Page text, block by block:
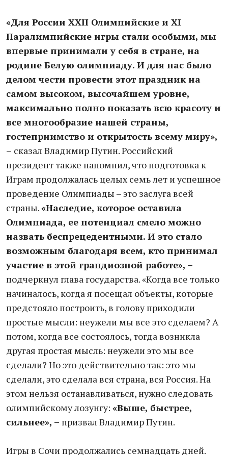
«Для России XXII Олимпийские и XI
Паралимпийские игры стали особыми, мы
впервые принимали у себя в стране, на
родине Белую олимпиаду. И для нас было
делом чести провести этот праздник на
самом высоком, высочайшем уровне,
максимально полно показать всю красоту и
все многообразие нашей страны,
гостеприимство и открытость всему миру»,
– сказал Владимир Путин. Российский
президент также напомнил, что подготовка к
Играм продолжалась целых семь лет и успешное
проведение Олимпиады – это заслуга всей
страны.«Наследие, которое оставила
Олимпиада, ее потенциал смело можно
назвать беспрецедентными. И это стало
возможным благодаря всем, кто принимал
участие в этой грандиозной работе», –
подчеркнул глава государства. «Когда все только
начиналось, когда я посещал объекты, которые
предстояло построить, в голову приходили
простые мысли: неужели мы все это сделаем? А
потом, когда все состоялось, тогда возникла
другая простая мысль: неужели это мы все
сделали? Но это действительно так: это мы
сделали, это сделала вся страна, вся Россия. На
этом нельзя останавливаться, нужно следовать
олимпийскому лозунгу: «Выше, быстрее,
сильнее», – призвал Владимир Путин.
Игры в Сочи продолжались семнадцать дней.